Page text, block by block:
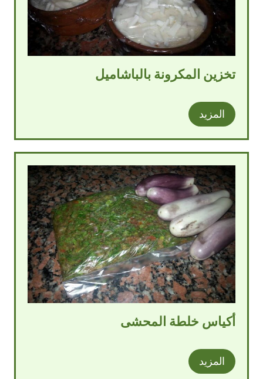
تخزين المكرونة بالباشاميل
المزيد
أكياس خلطة المحشى
المزيد